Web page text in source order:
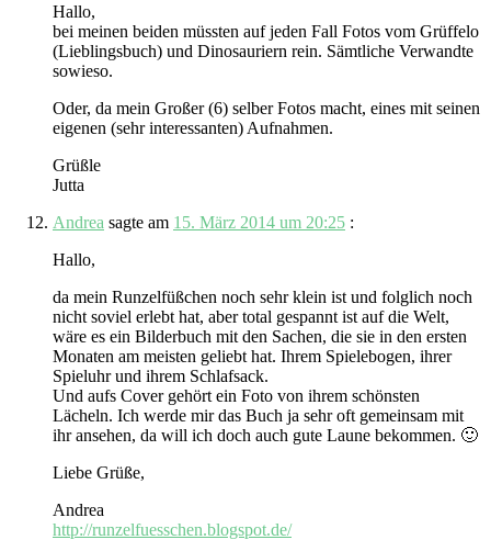
Hallo,
bei meinen beiden müssten auf jeden Fall Fotos vom Grüffelo
(Lieblingsbuch) und Dinosauriern rein. Sämtliche Verwandte
sowieso.
Oder, da mein Großer (6) selber Fotos macht, eines mit seinen
eigenen (sehr interessanten) Aufnahmen.
Grüßle
Jutta
Andrea sagte am 15. März 2014 um 20:25 :
Hallo,
da mein Runzelfüßchen noch sehr klein ist und folglich noch
nicht soviel erlebt hat, aber total gespannt ist auf die Welt,
wäre es ein Bilderbuch mit den Sachen, die sie in den ersten
Monaten am meisten geliebt hat. Ihrem Spielebogen, ihrer
Spieluhr und ihrem Schlafsack.
Und aufs Cover gehört ein Foto von ihrem schönsten
Lächeln. Ich werde mir das Buch ja sehr oft gemeinsam mit
ihr ansehen, da will ich doch auch gute Laune bekommen. 🙂
Liebe Grüße,
Andrea
http://runzelfuesschen.blogspot.de/